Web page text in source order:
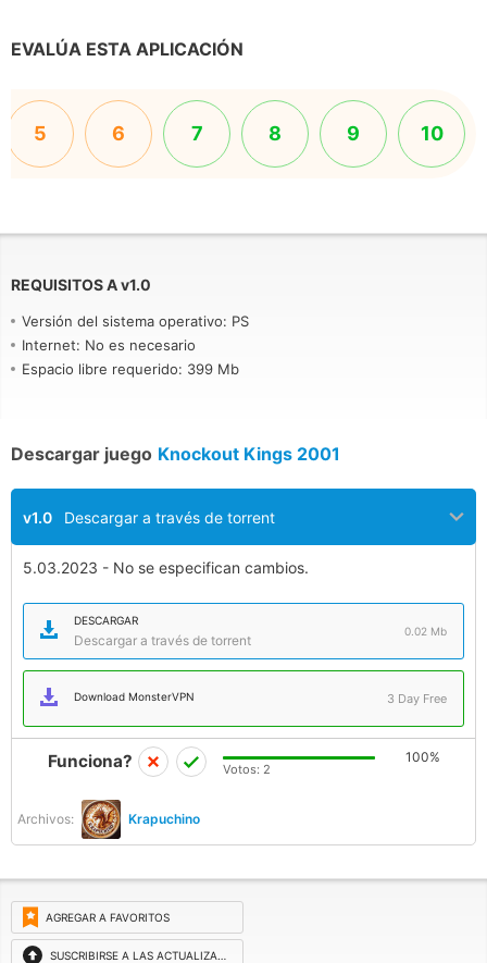
EVALÚA ESTA APLICACIÓN
5 6 7 8 9 10
REQUISITOS Av1.0
Versión del sistema operativo: PS
Internet: No es necesario
Espacio libre requerido: 399 Mb
Descargar juego Knockout Kings 2001
v1.0 Descargar a través de torrent
5.03.2023 - No se especifican cambios.
DESCARGAR
Descargar a través de torrent
0.02 Mb
Download MonsterVPN 3 Day Free
Archivos: Krapuchino
Funciona? 100%
Votos: 2
AGREGAR A FAVORITOS
SUSCRIBIRSE A LAS ACTUALIZACIONES